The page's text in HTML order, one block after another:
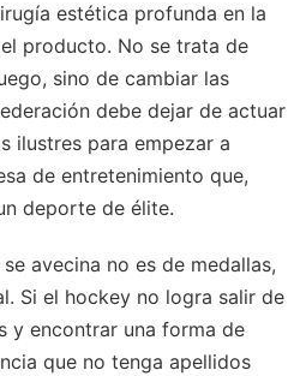
estética profunda en la
producto. No se trata de
sino de cambiar las
debe dejar de actuar
ilustres para empezar a
de entretenimiento que,
deporte de élite.
avecina no es de medallas,
Si el hockey no logra salir de
y encontrar una forma de
que no tenga apellidos